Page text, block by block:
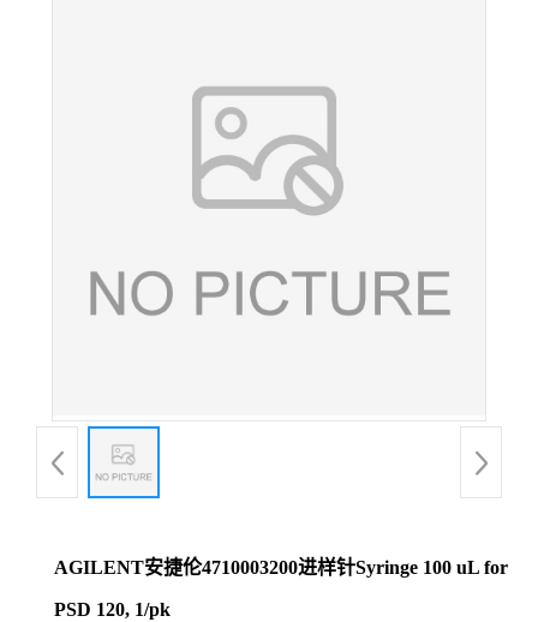
AGILENT安捷伦4710003200进样针Syringe 100 uL for
PSD 120, 1/pk